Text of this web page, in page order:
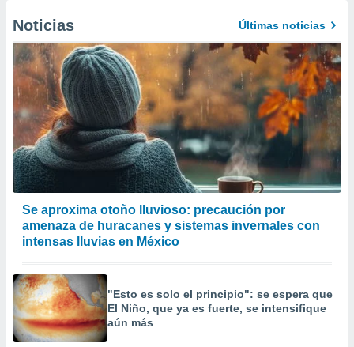
Noticias Últimas noticias
Se aproxima otoño lluvioso: precaución por
amenaza de huracanes y sistemas invernales con
intensas lluvias en México
"Esto es solo el principio": se espera que
El Niño, que ya es fuerte, se intensifique
aún más